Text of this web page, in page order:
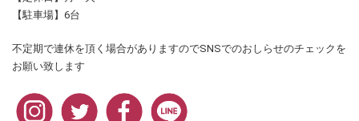
【駐車場】6台
不定期で連休を頂く場合がありますのでSNSでのおしらせのチェックを
お願い致します